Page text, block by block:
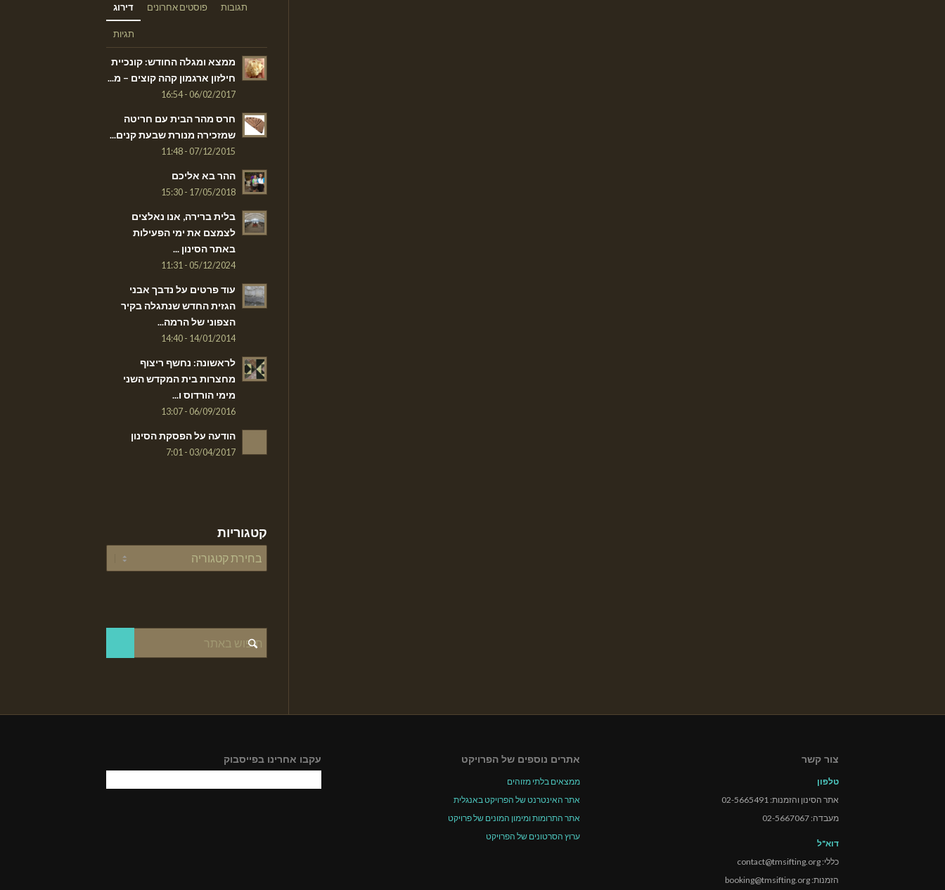
דירוג פוסטים אחרונים תגובות
תגיות
ממצא ומגלה החודש: קונכיית
חילזון ארגמון קהה קוצים – מ...
06/02/2017 - 16:54
חרס מהר הבית עם חריטה
שמזכירה מנורת שבעת קנים...
07/12/2015 - 11:48
ההר בא אליכם
17/05/2018 - 15:30
בלית ברירה, אנו נאלצים
לצמצם את ימי הפעילות
באתר הסינון ...
05/12/2024 - 11:31
עוד פרטים על נדבך אבני
הגזית החדש שנתגלה בקיר
הצפוני של הרמה...
14/01/2014 - 14:40
לראשונה: נחשף ריצוף
מחצרות בית המקדש השני
מימי הורדוס ו...
06/09/2016 - 13:07
הודעה על הפסקת הסינון
03/04/2017 - 7:01
קטגוריות
קטגוריות
צור קשר
טלפון
אתר הסינון והזמנות: 02-5665491
מעבדה: 02-5667067
דוא"ל
כללי: contact@tmsifting.org
הזמנות: booking@tmsifting.org
אתרים נוספים של הפרויקט
ממצאים בלתי מזוהים
אתר האינטרנט של הפרויקט באנגלית
אתר התרומות ומימון המונים של פרויקט
ערוץ הסרטונים של הפרויקט
עקבו אחרינו בפייסבוק